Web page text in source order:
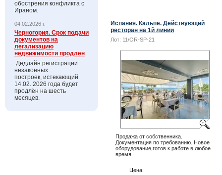
обострения конфликта с
Ираном.
04.02.2026 г.
Черногория. Срок подачи
документов на
легализацию
недвижимости продлен
Дедлайн регистрации
незаконных
построек, истекающий
14.02. 2026 года будет
продлён на шесть
месяцев.
Испания. Кальпе. Действующий
ресторан на 1й линии
Лот: 11/OR-SP-21
Продажа от собственника.
Документация по требованию. Новое
оборудование,готов к работе в любое
время.
Цена: